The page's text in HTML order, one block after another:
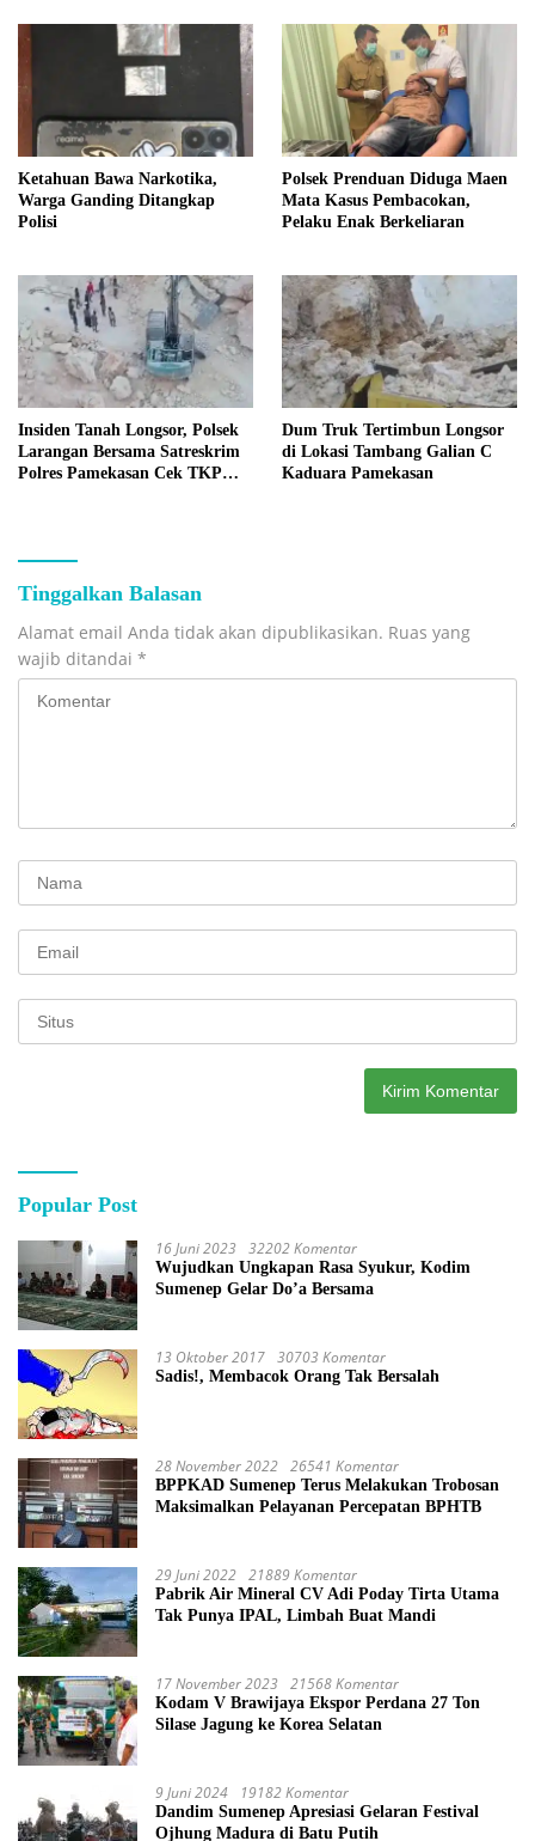
Ketahuan Bawa Narkotika,
Warga Ganding Ditangkap
Polisi
Polsek Prenduan Diduga Maen
Mata Kasus Pembacokan,
Pelaku Enak Berkeliaran
Insiden Tanah Longsor, Polsek
Larangan Bersama Satreskrim
Polres Pamekasan Cek TKP
Dum Truk Tertimbun Longsor
di Lokasi Tambang Galian C
Kaduara Pamekasan
Tinggalkan Balasan
Alamat email Anda tidak akan dipublikasikan. Ruas yang
wajib ditandai *
Popular Post
16 Juni 2023 32202 Komentar
Wujudkan Ungkapan Rasa Syukur, Kodim
Sumenep Gelar Do’a Bersama
13 Oktober 2017 30703 Komentar
Sadis!, Membacok Orang Tak Bersalah
28 November 2022 26541 Komentar
BPPKAD Sumenep Terus Melakukan Trobosan
Maksimalkan Pelayanan Percepatan BPHTB
29 Juni 2022 21889 Komentar
Pabrik Air Mineral CV Adi Poday Tirta Utama
Tak Punya IPAL, Limbah Buat Mandi
17 November 2023 21568 Komentar
Kodam V Brawijaya Ekspor Perdana 27 Ton
Silase Jagung ke Korea Selatan
9 Juni 2024 19182 Komentar
Dandim Sumenep Apresiasi Gelaran Festival
Ojhung Madura di Batu Putih